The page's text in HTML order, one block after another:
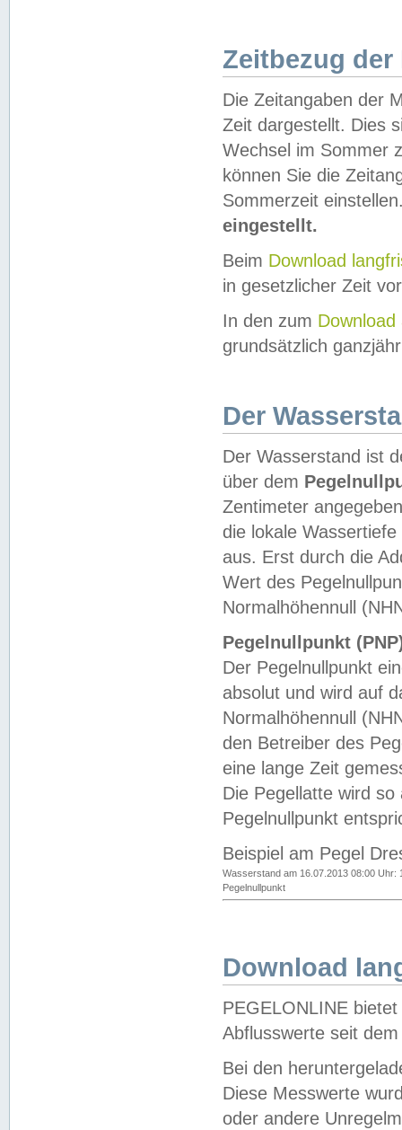
Zeitbezug der
Die Zeitangaben der
Zeit dargestellt. Dies
Wechsel im Sommer
können Sie die
Sommerzeit
eingestellt.
Beim Download
in gesetzlicher Zeit
In den zum Download
grundsätzlich
Der
Der Wasserstand ist
über dem
Zentimeter
die lokale
aus. Erst durch die
Wert des
Normalhöhennull
Pegelnullpunkt
Der Pegelnullpunkt
absolut und wird auf
Normalhöhennull
den Betreiber des
eine lange Zeit
Die Pegellatte wird
Pegelnullpunkt
Beispiel am Pegel
Wasserstand am 16.07.2013 08:00 Uhr:
Pegelnullpunkt
Download
PEGELONLINE
Abflusswerte seit
Bei den
Diese Messwerte
oder andere